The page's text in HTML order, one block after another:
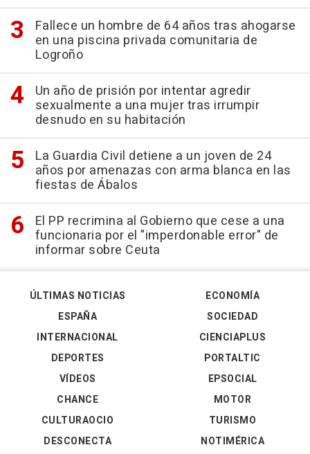
Fallece un hombre de 64 años tras ahogarse
en una piscina privada comunitaria de
Logroño
Un año de prisión por intentar agredir
sexualmente a una mujer tras irrumpir
desnudo en su habitación
La Guardia Civil detiene a un joven de 24
años por amenazas con arma blanca en las
fiestas de Ábalos
El PP recrimina al Gobierno que cese a una
funcionaria por el "imperdonable error" de
informar sobre Ceuta
ÚLTIMAS NOTICIAS
ESPAÑA
INTERNACIONAL
DEPORTES
VÍDEOS
ECONOMÍA
SOCIEDAD
CIENCIAPLUS
PORTALTIC
EPSOCIAL
CHANCE
CULTURAOCIO
DESCONECTA
MOTOR
TURISMO
NOTIMÉRICA